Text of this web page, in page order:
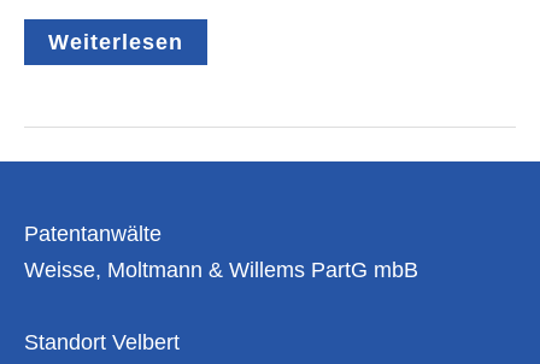
EPA-
Gebühren
1.
2026
Weiterlesen
Patentanwälte
Weisse, Moltmann & Willems PartG mbB
Standort Velbert